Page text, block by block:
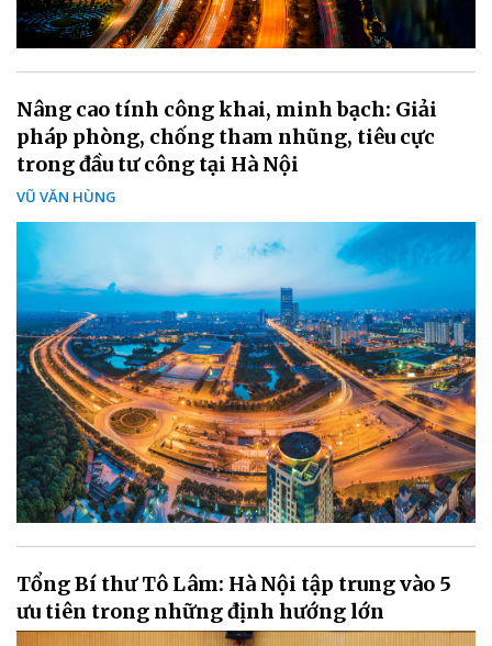
Nâng cao tính công khai, minh bạch: Giải
pháp phòng, chống tham nhũng, tiêu cực
trong đầu tư công tại Hà Nội
VŨ VĂN HÙNG
Tổng Bí thư Tô Lâm: Hà Nội tập trung vào 5
ưu tiên trong những định hướng lớn